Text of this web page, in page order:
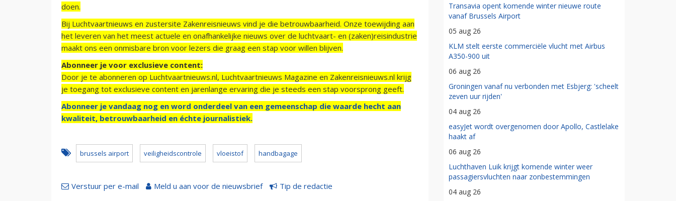
doen.
Bij Luchtvaartnieuws en zustersite Zakenreisnieuws vind je die betrouwbaarheid. Onze toewijding aan
het leveren van het meest actuele en onafhankelijke nieuws over de luchtvaart- en (zaken)reisindustrie
maakt ons een onmisbare bron voor lezers die graag een stap voor willen blijven.
Abonneer je voor exclusieve content:
Door je te abonneren op Luchtvaartnieuws.nl, Luchtvaartnieuws Magazine en Zakenreisnieuws.nl krijg
je toegang tot exclusieve content en jarenlange ervaring die je steeds een stap voorsprong geeft.
Abonneer je vandaag nog en word onderdeel van een gemeenschap die waarde hecht aan
kwaliteit, betrouwbaarheid en échte journalistiek.
brussels airport veiligheidscontrole vloeistof handbagage
Verstuur per e-mail Meld u aan voor de nieuwsbrief Tip de redactie
Transavia opent komende winter nieuwe route
vanaf Brussels Airport
05 aug 26
KLM stelt eerste commerciële vlucht met Airbus
A350-900 uit
06 aug 26
Groningen vanaf nu verbonden met Esbjerg: 'scheelt
zeven uur rijden'
04 aug 26
easyJet wordt overgenomen door Apollo, Castlelake
haakt af
06 aug 26
Luchthaven Luik krijgt komende winter weer
passagiersvluchten naar zonbestemmingen
04 aug 26